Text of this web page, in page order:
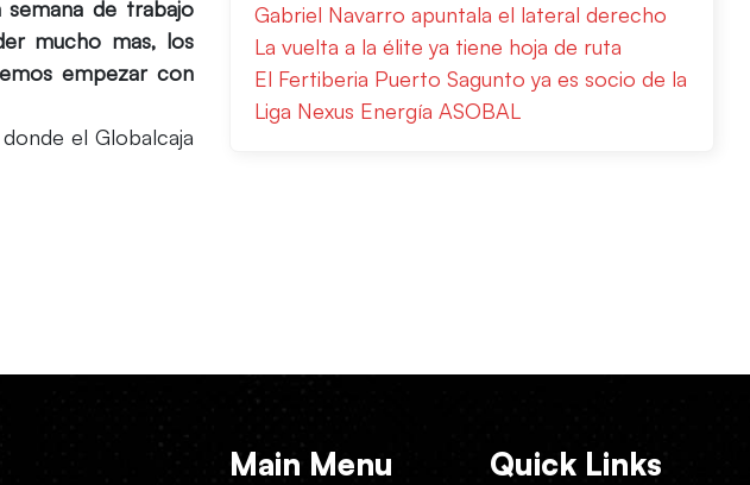
de trabajo
mucho mas, los
empezar con
el Globalcaja
Gabriel Navarro apuntala el lateral derecho
La vuelta a la élite ya tiene hoja de ruta
El Fertiberia Puerto Sagunto ya es socio de la
Liga Nexus Energía ASOBAL
Main Menu Quick Links